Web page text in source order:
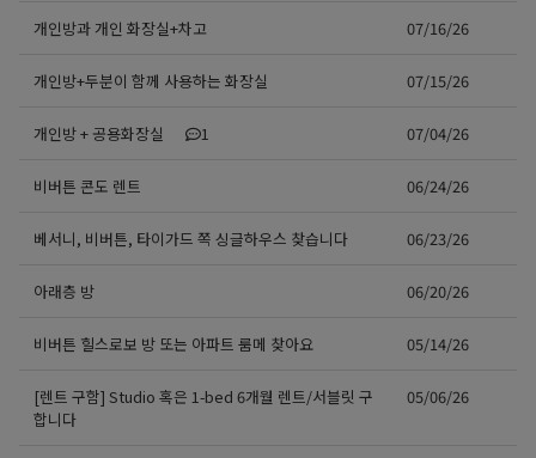
개인방과 개인 화장실+차고 07/16/26
개인방+두분이 함께 사용하는 화장실 07/15/26
개인방 + 공용화장실 1 07/04/26
비버튼 콘도 렌트 06/24/26
베서니, 비버튼, 타이가드 쪽 싱글하우스 찾습니다 06/23/26
아래층 방 06/20/26
비버튼 힐스로보 방 또는 아파트 룸메 찾아요 05/14/26
[렌트 구함] Studio 혹은 1-bed 6개월 렌트/서블릿 구
합니다
05/06/26